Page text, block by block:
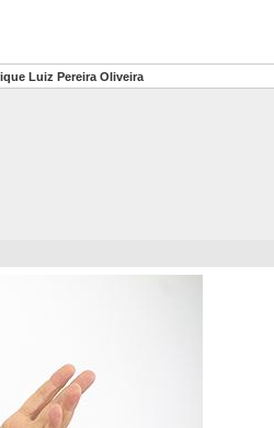
Luiz Pereira Oliveira